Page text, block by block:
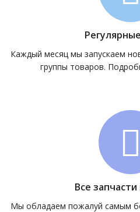
Каждый месяц мы запускаем
группы товаров.
Все
Мы обладаем пожалуй самым